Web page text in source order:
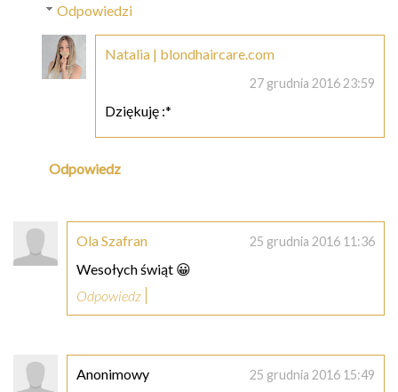
Odpowiedzi
Natalia | blondhaircare.com
27 grudnia 2016 23:59
Dziękuję :*
Odpowiedz
Ola Szafran 25 grudnia 2016 11:36
Wesołych świąt 😀
Odpowiedz
Anonimowy 25 grudnia 2016 15:49